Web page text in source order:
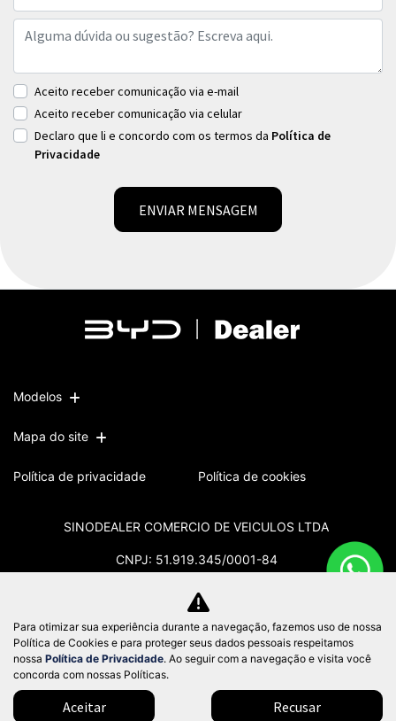
Aceito receber comunicação via e-mail
Aceito receber comunicação via celular
Declaro que li e concordo com os termos da Política de
Privacidade
ENVIAR MENSAGEM
Modelos
Mapa do site
Política de privacidade Política de cookies
SINODEALER COMERCIO DE VEICULOS LTDA
CNPJ: 51.919.345/0001-84
No trânsito, enxergar o outro salva
vidas.
Desenvolvido pela DEALERSPACE ® Direitos Reservados.
Para otimizar sua experiência durante a navegação, fazemos uso de nossa
Política de Cookies e para proteger seus dados pessoais respeitamos
nossa Política de Privacidade. Ao seguir com a navegação e visita você
concorda com nossas Políticas.
Aceitar Recusar